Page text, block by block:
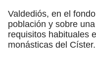
Valdediós, en el
población y sobre
requisitos habituales
monásticas del Císter.